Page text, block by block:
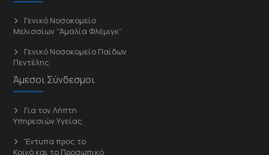
Γενικό Νοσοκομείο
Μελισσίων “Άμαλία Φλέμιγκ”
Γενικό Νοσοκομείο Παίδων
Πεντέλης
Άμεσοι Σύνδεσμοι
Για τον Λήπτη
Υπηρεσιών Υγείας
'Εντυπα προς το
Κοινό και το Προσωπικό